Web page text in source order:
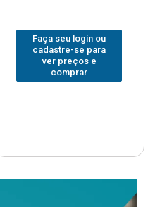
Faça seu login ou
cadastre-se para
ver preços e
comprar